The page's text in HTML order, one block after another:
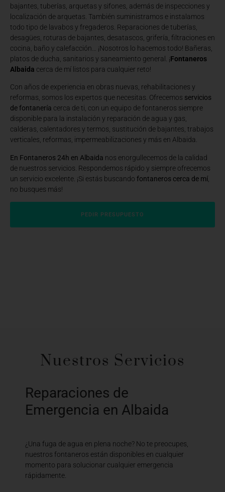
bajantes, tuberías, arquetas y sifones, además de inspecciones y
localización de arquetas. También suministramos e instalamos
todo tipo de lavabos y fregaderos. Reparaciones de tuberías,
desagües, roturas de bajantes, desatascos, grifería, filtraciones en
cocina, baño y calefacción… ¡Nosotros lo hacemos todo! Bañeras,
platos de ducha, sanitarios y saneamiento general. ¡Fontaneros
Albaida cerca de mí listos para cualquier reto!
Con años de experiencia en obras nuevas, rehabilitaciones y
reformas, somos los expertos que necesitas. Ofrecemos servicios
de fontanería cerca de ti, con un equipo de fontaneros siempre
disponible para la instalación y reparación de agua y gas,
calderas, calentadores y termos, sustitución de bajantes, trabajos
verticales, reformas, impermeabilizaciones y más en Albaida.
En Fontaneros 24h en Albaida nos enorgullecemos de la calidad
de nuestros servicios. Respondemos rápido y siempre ofrecemos
un servicio excelente. ¡Si estás buscando fontaneros cerca de mí
no busques más!
PEDIR PRESUPUESTO
Nuestros Servicios
Reparaciones de
Emergencia en Albaida
¿Una fuga de agua en plena noche? No te preocupes,
nuestros fontaneros están disponibles en cualquier
momento para solucionar cualquier emergencia
rápidamente.